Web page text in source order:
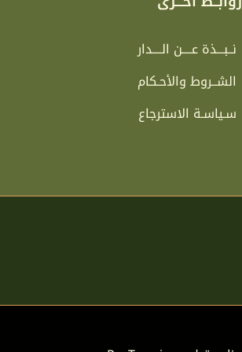
نــبـــذة عــــن الــــدار
الشــروط والأحـكام
سـياسـة الاسترجاع